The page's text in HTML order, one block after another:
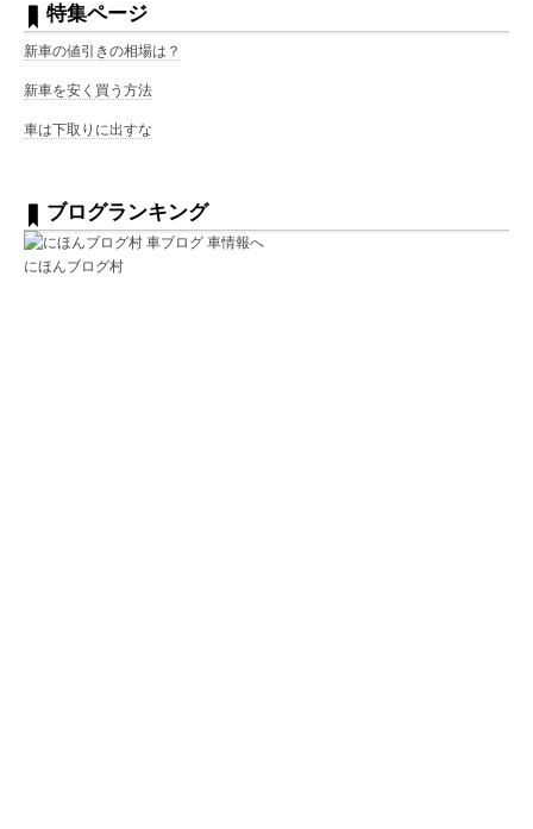
特集ページ
新車の値引きの相場は？
新車を安く買う方法
車は下取りに出すな
ブログランキング
にほんブログ村